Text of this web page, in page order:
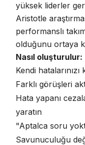
yüksek liderler
Aristotle
performanslı
olduğunu ortaya
Nasıl oluşturulur:
Kendi
Farklı görüşleri
Hata yapanı
yaratın
"Aptalca soru
Savunuculuğu